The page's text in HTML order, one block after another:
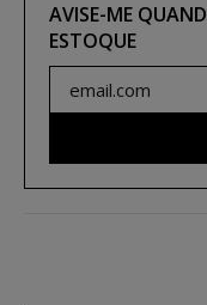
AVISE-ME
ESTOQUE